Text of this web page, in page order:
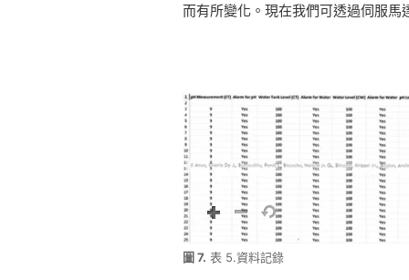
而有所變化。現在我們可透過伺服馬
圖 7. 表 5.資料記錄